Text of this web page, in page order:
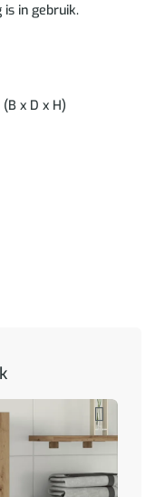
in gebruik.
x D x H)